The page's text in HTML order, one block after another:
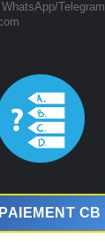
Telegram
CB